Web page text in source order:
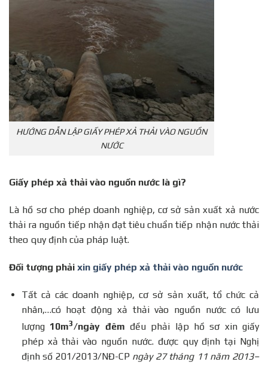
HƯỚNG DẪN LẬP GIẤY PHÉP XẢ THẢI VÀO NGUỒN
NƯỚC
Giấy phép xả thải vào nguồn nước là gì?
Là hồ sơ cho phép doanh nghiệp, cơ sở sản xuất xả nước
thải ra nguồn tiếp nhận đạt tiêu chuẩn tiếp nhận nước thải
theo quy định của pháp luật.
Đối tượng phải xin giấy phép xả thải vào nguồn nước
Tất cả các doanh nghiệp, cơ sở sản xuất, tổ chức cả
nhân,…có hoạt động xả thải vào nguồn nước có lưu
lượng 10m3/ngày đêm đều phải lập hồ sơ xin giấy
phép xả thải vào nguồn nước. được quy định tại Nghị
định số 201/2013/NĐ-CP ngày 27 tháng 11 năm 2013–